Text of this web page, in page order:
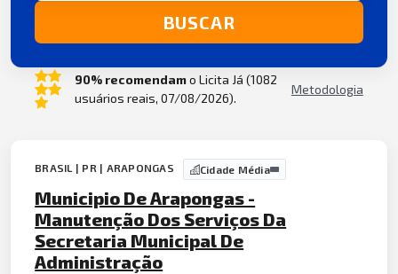
BUSCAR
90% recomendamo Licita Já (1082
usuários reais, 07/08/2026).
Metodologia
BRASIL | PR | ARAPONGAS Cidade Média
Municipio De Arapongas -
Manutenção Dos Serviços Da
Secretaria Municipal De
Administração